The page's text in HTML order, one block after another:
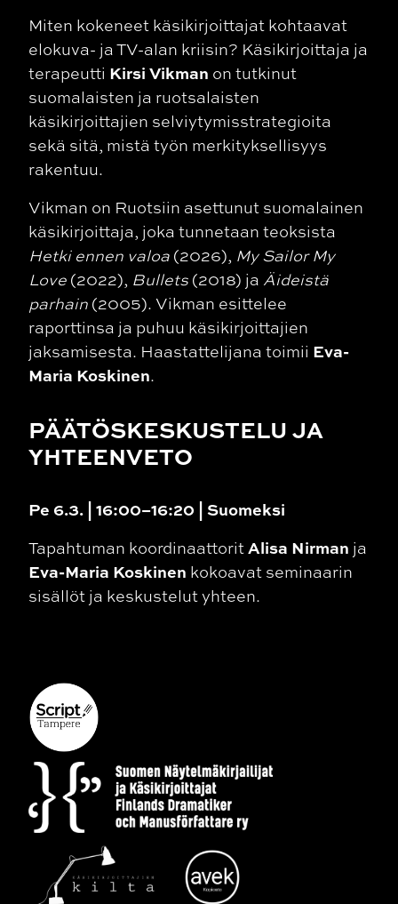
Miten kokeneet käsikirjoittajat kohtaavat
elokuva- ja TV-alan kriisin? Käsikirjoittaja ja
terapeutti Kirsi Vikman on tutkinut
suomalaisten ja ruotsalaisten
käsikirjoittajien selviytymisstrategioita
sekä sitä, mistä työn merkityksellisyys
rakentuu.
Vikman on Ruotsiin asettunut suomalainen
käsikirjoittaja, joka tunnetaan teoksista
Hetki ennen valoa(2026), My Sailor My
Love(2022), Bullets(2018) ja Äideistä
parhain(2005). Vikman esittelee
raporttinsa ja puhuu käsikirjoittajien
jaksamisesta. Haastattelijana toimii Eva-
Maria Koskinen.
PÄÄTÖSKESKUSTELU JA
YHTEENVETO
Pe 6.3. | 16:00–16:20 | Suomeksi
Tapahtuman koordinaattoritAlisa Nirman ja
Eva-Maria Koskinen kokoavat seminaarin
sisällöt ja keskustelut yhteen.